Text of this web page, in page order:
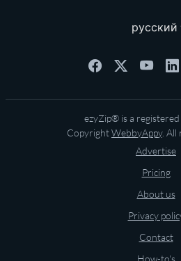
русский
ezyZip® is a
CopyrightWebbyAppy. All
Advertise
Pricing
About us
Privacy
Contact